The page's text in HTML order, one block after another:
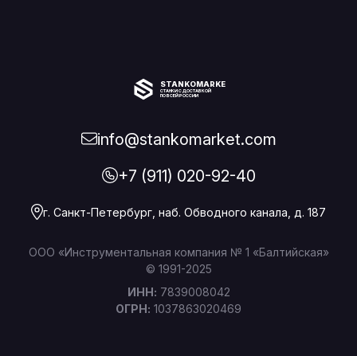
STANKOMARKET
СТАНКИ С ДОСТАВКОЙ
ПО ВСЕЙ РОССИИ
info@stankomarket.com
+7 (911) 020-92-40
г. Санкт-Петербург, наб. Обводного канала, д. 187
ООО «Инструментальная компания № 1 «Балтийская»
© 1991-2025
ИНН: 7839008042
ОГРН: 1037863020469